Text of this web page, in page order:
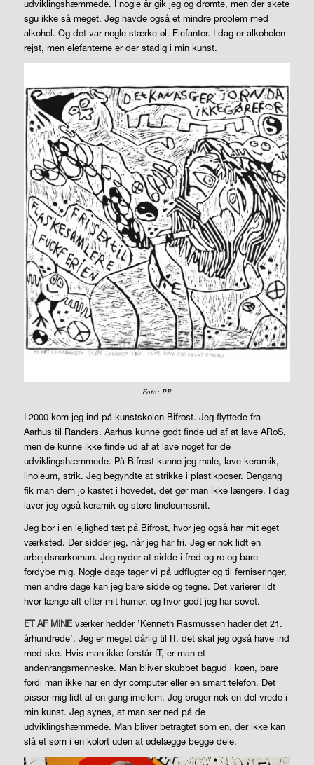
udviklingshæmmede. I nogle år gik jeg og drømte, men der skete
sgu ikke så meget. Jeg havde også et mindre problem med
alkohol. Og det var nogle stærke øl. Elefanter. I dag er alkoholen
rejst, men elefanterne er der stadig i min kunst.
Foto: PR
I 2000 kom jeg ind på kunstskolen Bifrost. Jeg flyttede fra
Aarhus til Randers. Aarhus kunne godt finde ud af at lave ARoS,
men de kunne ikke finde ud af at lave noget for de
udviklingshæmmede. På Bifrost kunne jeg male, lave keramik,
linoleum, strik. Jeg begyndte at strikke i plastikposer. Dengang
fik man dem jo kastet i hovedet, det gør man ikke længere. I dag
laver jeg også keramik og store linoleumssnit.
Jeg bor i en lejlighed tæt på Bifrost, hvor jeg også har mit eget
værksted. Der sidder jeg, når jeg har fri. Jeg er nok lidt en
arbejdsnarkoman. Jeg nyder at sidde i fred og ro og bare
fordybe mig. Nogle dage tager vi på udflugter og til ferniseringer,
men andre dage kan jeg bare sidde og tegne. Det varierer lidt
hvor længe alt efter mit humør, og hvor godt jeg har sovet.
ET AF MINEværker hedder ’Kenneth Rasmussen hader det 21.
århundrede’. Jeg er meget dårlig til IT, det skal jeg også have ind
med ske. Hvis man ikke forstår IT, er man et
andenrangsmenneske. Man bliver skubbet bagud i køen, bare
fordi man ikke har en dyr computer eller en smart telefon. Det
pisser mig lidt af en gang imellem. Jeg bruger nok en del vrede i
min kunst. Jeg synes, at man ser ned på de
udviklingshæmmede. Man bliver betragtet som en, der ikke kan
slå et søm i en kolort uden at ødelægge begge dele.